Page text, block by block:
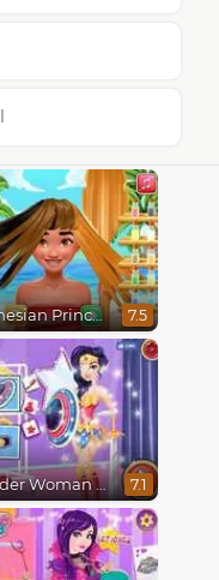
Polynesian Princess Real Haircuts 7.5
Wonder Woman Fashion Event 7.1